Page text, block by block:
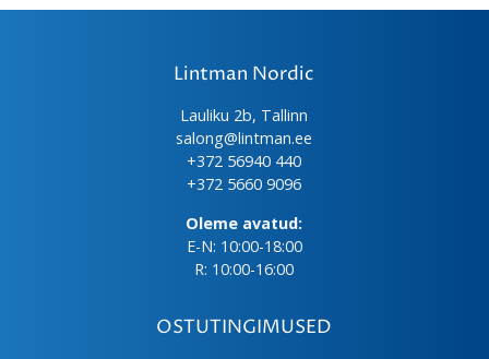
Lintman Nordic
Lauliku 2b, Tallinn
salong@lintman.ee
+372 56940 440
+372 5660 9096
Oleme avatud:
E-N: 10:00-18:00
R: 10:00-16:00
OSTUTINGIMUSED